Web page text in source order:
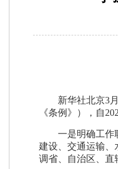
新华社北京3
《条例》），自
一是明确工作
建设、交通运输、
调省、自治区、直